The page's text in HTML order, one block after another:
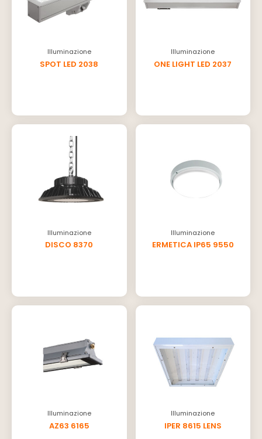
Illuminazione
SPOT LED 2038
Illuminazione
ONE LIGHT LED 2037
Illuminazione
DISCO 8370
Illuminazione
ERMETICA IP65 9550
Illuminazione
AZ63 6165
Illuminazione
IPER 8615 LENS